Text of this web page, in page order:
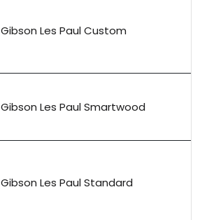
Gibson Les Paul Custom
Gibson Les Paul Smartwood
Gibson Les Paul Standard